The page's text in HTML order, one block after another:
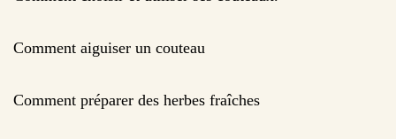
Comment aiguiser un couteau
Comment préparer des herbes fraîches